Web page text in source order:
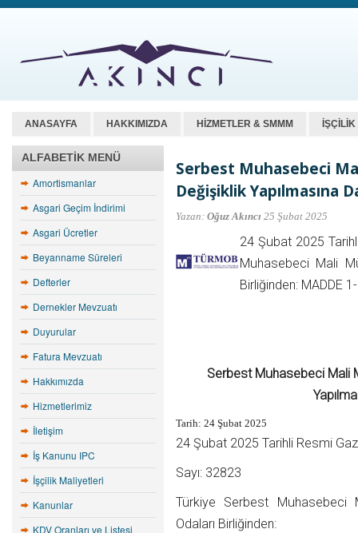
ANASAYFA HAKKIMIZDA HİZMETLER & SMMM
ALFABETIK MENÜ
Amortismanlar
Asgari Geçim İndirimi
Asgari Ücretler
Beyanname Süreleri
Defterler
Dernekler Mevzuatı
Duyurular
Fatura Mevzuatı
Hakkımızda
Hizmetlerimiz
İletişim
İş Kanunu IPC
İşçilik Maliyetleri
Kanunlar
KDV Oranları ve Listesi
Serbest Muhasebeci
Değişiklik Yapılmasına
Yazan: Oğuz Akıncı 25 Şubat 2025
24 Şubat 2025
Muhasebeci Mali
Birliğinden: MADDE
Serbest Muhasebeci Mali
Tarih: 24 Şubat 2025
24 Şubat 2025 Tarihli Resmi
Sayı: 32823
Türkiye Serbest Muhasebeci
Odaları Birliğinden: